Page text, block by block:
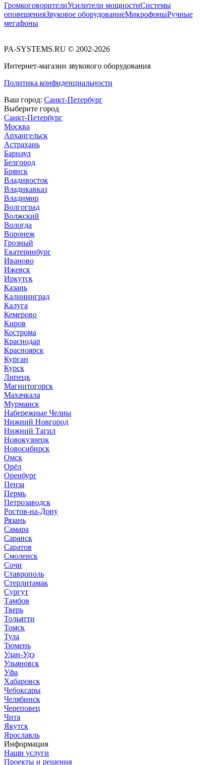
ГромкоговорителиУсилители мощностиСистемы
оповещенияЗвуковое оборудованиеМикрофоныРучные
мегафоны
PA-SYSTEMS.RU © 2002-2026
Интернет-магазин звукового оборудования
Политика конфиденциальности
Ваш город: Санкт-Петербург
Выберите город
Санкт-Петербург
Москва
Архангельск
Астрахань
Барнаул
Белгород
Брянск
Владивосток
Владикавказ
Владимир
Волгоград
Волжский
Вологда
Воронеж
Грозный
Екатеринбург
Иваново
Ижевск
Иркутск
Казань
Калининград
Калуга
Кемерово
Киров
Кострома
Краснодар
Красноярск
Курган
Курск
Липецк
Магнитогорск
Махачкала
Мурманск
Набережные Челны
Нижний Новгород
Нижний Тагил
Новокузнецк
Новосибирск
Омск
Орёл
Оренбург
Пенза
Пермь
Петрозаводск
Ростов-на-Дону
Рязань
Самара
Саранск
Саратов
Смоленск
Сочи
Ставрополь
Стерлитамак
Сургут
Тамбов
Тверь
Тольятти
Томск
Тула
Тюмень
Улан-Удэ
Ульяновск
Уфа
Хабаровск
Чебоксары
Челябинск
Череповец
Чита
Якутск
Ярославль
Информация
Наши услуги
Проекты и решения